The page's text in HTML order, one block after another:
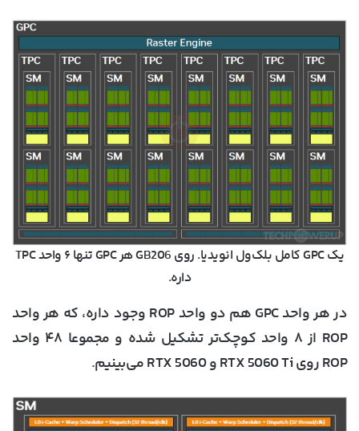
یک GPC کامل بلک‌ول انویدیا. روی GB206 هر GPC تنها ۶ واحد TPC
داره.
در هر واحد GPC هم دو واحد ROP وجود داره، که هر واحد
ROP از ۸ واحد کوچک‌تر تشکیل شده و مجموعا ۴۸ واحد
ROP روی RTX 5060 Ti و RTX 5060 می‌بینیم.